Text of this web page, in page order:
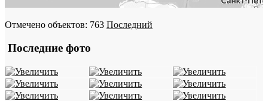
Отмечено объектов: 763 Последний
Последние фото